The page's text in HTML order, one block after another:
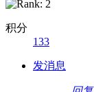
积分
133
发消息